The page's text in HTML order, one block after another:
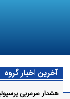
آخرین اخبار گروه
هشدار سرمربی